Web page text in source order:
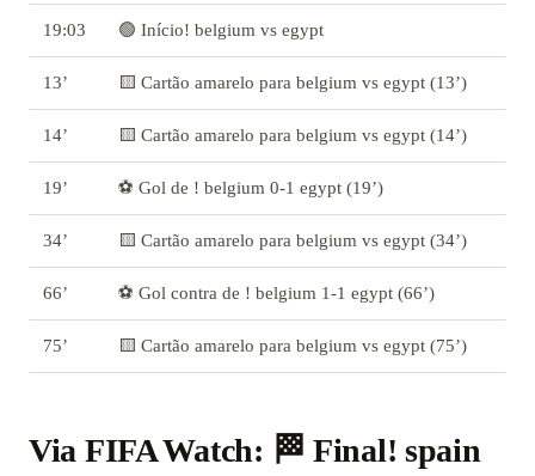
19:03 🟢 Início! belgium vs egypt
13’ 🟨 Cartão amarelo para belgium vs egypt (13’)
14’ 🟨 Cartão amarelo para belgium vs egypt (14’)
19’ ⚽ Gol de ! belgium 0-1 egypt (19’)
34’ 🟨 Cartão amarelo para belgium vs egypt (34’)
66’ ⚽ Gol contra de ! belgium 1-1 egypt (66’)
75’ 🟨 Cartão amarelo para belgium vs egypt (75’)
Via FIFA Watch: 🏁 Final! spain